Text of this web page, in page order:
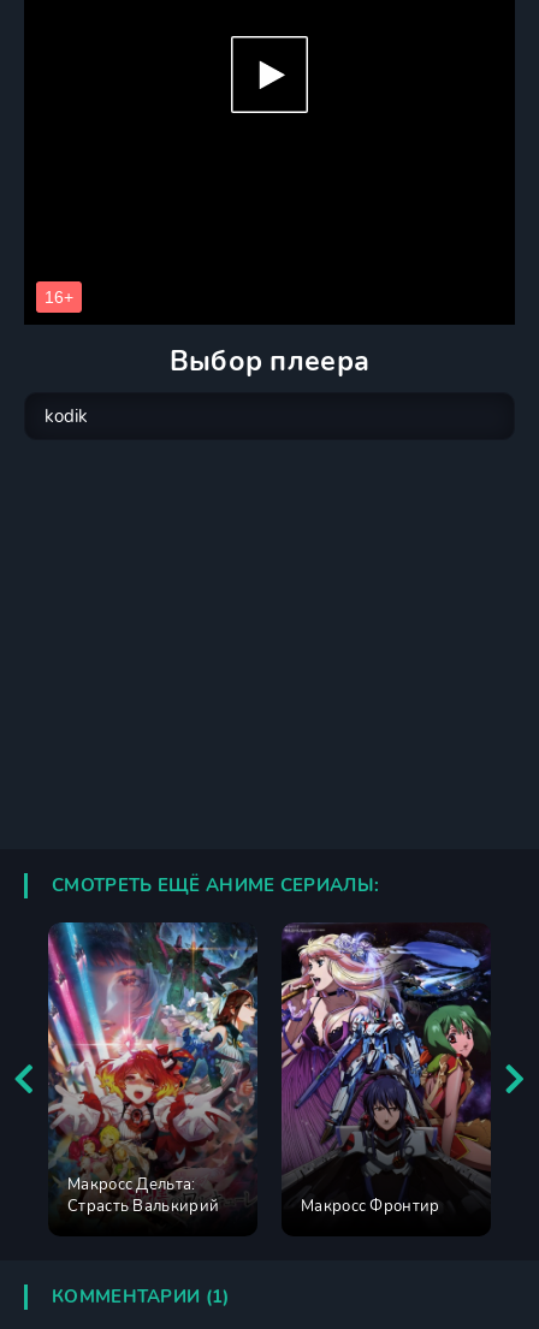
Выбор плеера
СМОТРЕТЬ ЕЩЁ АНИМЕ СЕРИАЛЫ:
Макросс Дельта:
Страсть Валькирий
Макросс Фронтир
КОММЕНТАРИИ (1)